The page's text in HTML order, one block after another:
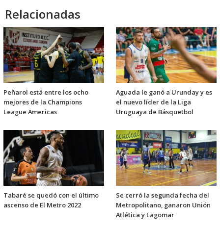
Relacionadas
Peñarol está entre los ocho
mejores de la Champions
League Americas
Aguada le ganó a Urunday y es
el nuevo líder de la Liga
Uruguaya de Básquetbol
Tabaré se quedó con el último
ascenso de El Metro 2022
Se cerró la segunda fecha del
Metropolitano, ganaron Unión
Atlética y Lagomar